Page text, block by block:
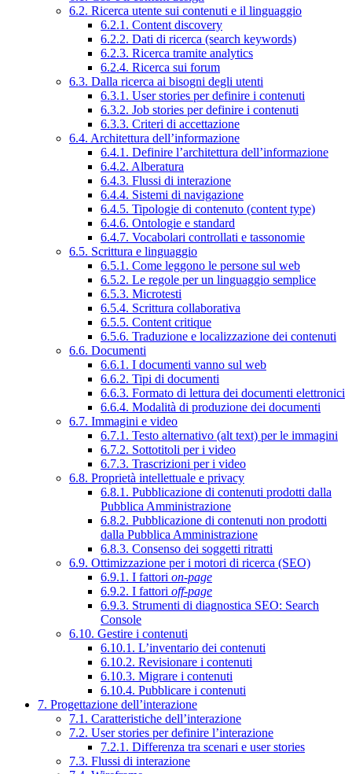
6.2. Ricerca utente sui contenuti e il linguaggio
6.2.1. Content discovery
6.2.2. Dati di ricerca (search keywords)
6.2.3. Ricerca tramite analytics
6.2.4. Ricerca sui forum
6.3. Dalla ricerca ai bisogni degli utenti
6.3.1. User stories per definire i contenuti
6.3.2. Job stories per definire i contenuti
6.3.3. Criteri di accettazione
6.4. Architettura dell’informazione
6.4.1. Definire l’architettura dell’informazione
6.4.2. Alberatura
6.4.3. Flussi di interazione
6.4.4. Sistemi di navigazione
6.4.5. Tipologie di contenuto (content type)
6.4.6. Ontologie e standard
6.4.7. Vocabolari controllati e tassonomie
6.5. Scrittura e linguaggio
6.5.1. Come leggono le persone sul web
6.5.2. Le regole per un linguaggio semplice
6.5.3. Microtesti
6.5.4. Scrittura collaborativa
6.5.5. Content critique
6.5.6. Traduzione e localizzazione dei contenuti
6.6. Documenti
6.6.1. I documenti vanno sul web
6.6.2. Tipi di documenti
6.6.3. Formato di lettura dei documenti elettronici
6.6.4. Modalità di produzione dei documenti
6.7. Immagini e video
6.7.1. Testo alternativo (alt text) per le immagini
6.7.2. Sottotitoli per i video
6.7.3. Trascrizioni per i video
6.8. Proprietà intellettuale e privacy
6.8.1. Pubblicazione di contenuti prodotti dalla
Pubblica Amministrazione
6.8.2. Pubblicazione di contenuti non prodotti
dalla Pubblica Amministrazione
6.8.3. Consenso dei soggetti ritratti
6.9. Ottimizzazione per i motori di ricerca (SEO)
6.9.1. I fattori on-page
6.9.2. I fattori off-page
6.9.3. Strumenti di diagnostica SEO: Search
Console
6.10. Gestire i contenuti
6.10.1. L’inventario dei contenuti
6.10.2. Revisionare i contenuti
6.10.3. Migrare i contenuti
6.10.4. Pubblicare i contenuti
7. Progettazione dell’interazione
7.1. Caratteristiche dell’interazione
7.2. User stories per definire l’interazione
7.2.1. Differenza tra scenari e user stories
7.3. Flussi di interazione